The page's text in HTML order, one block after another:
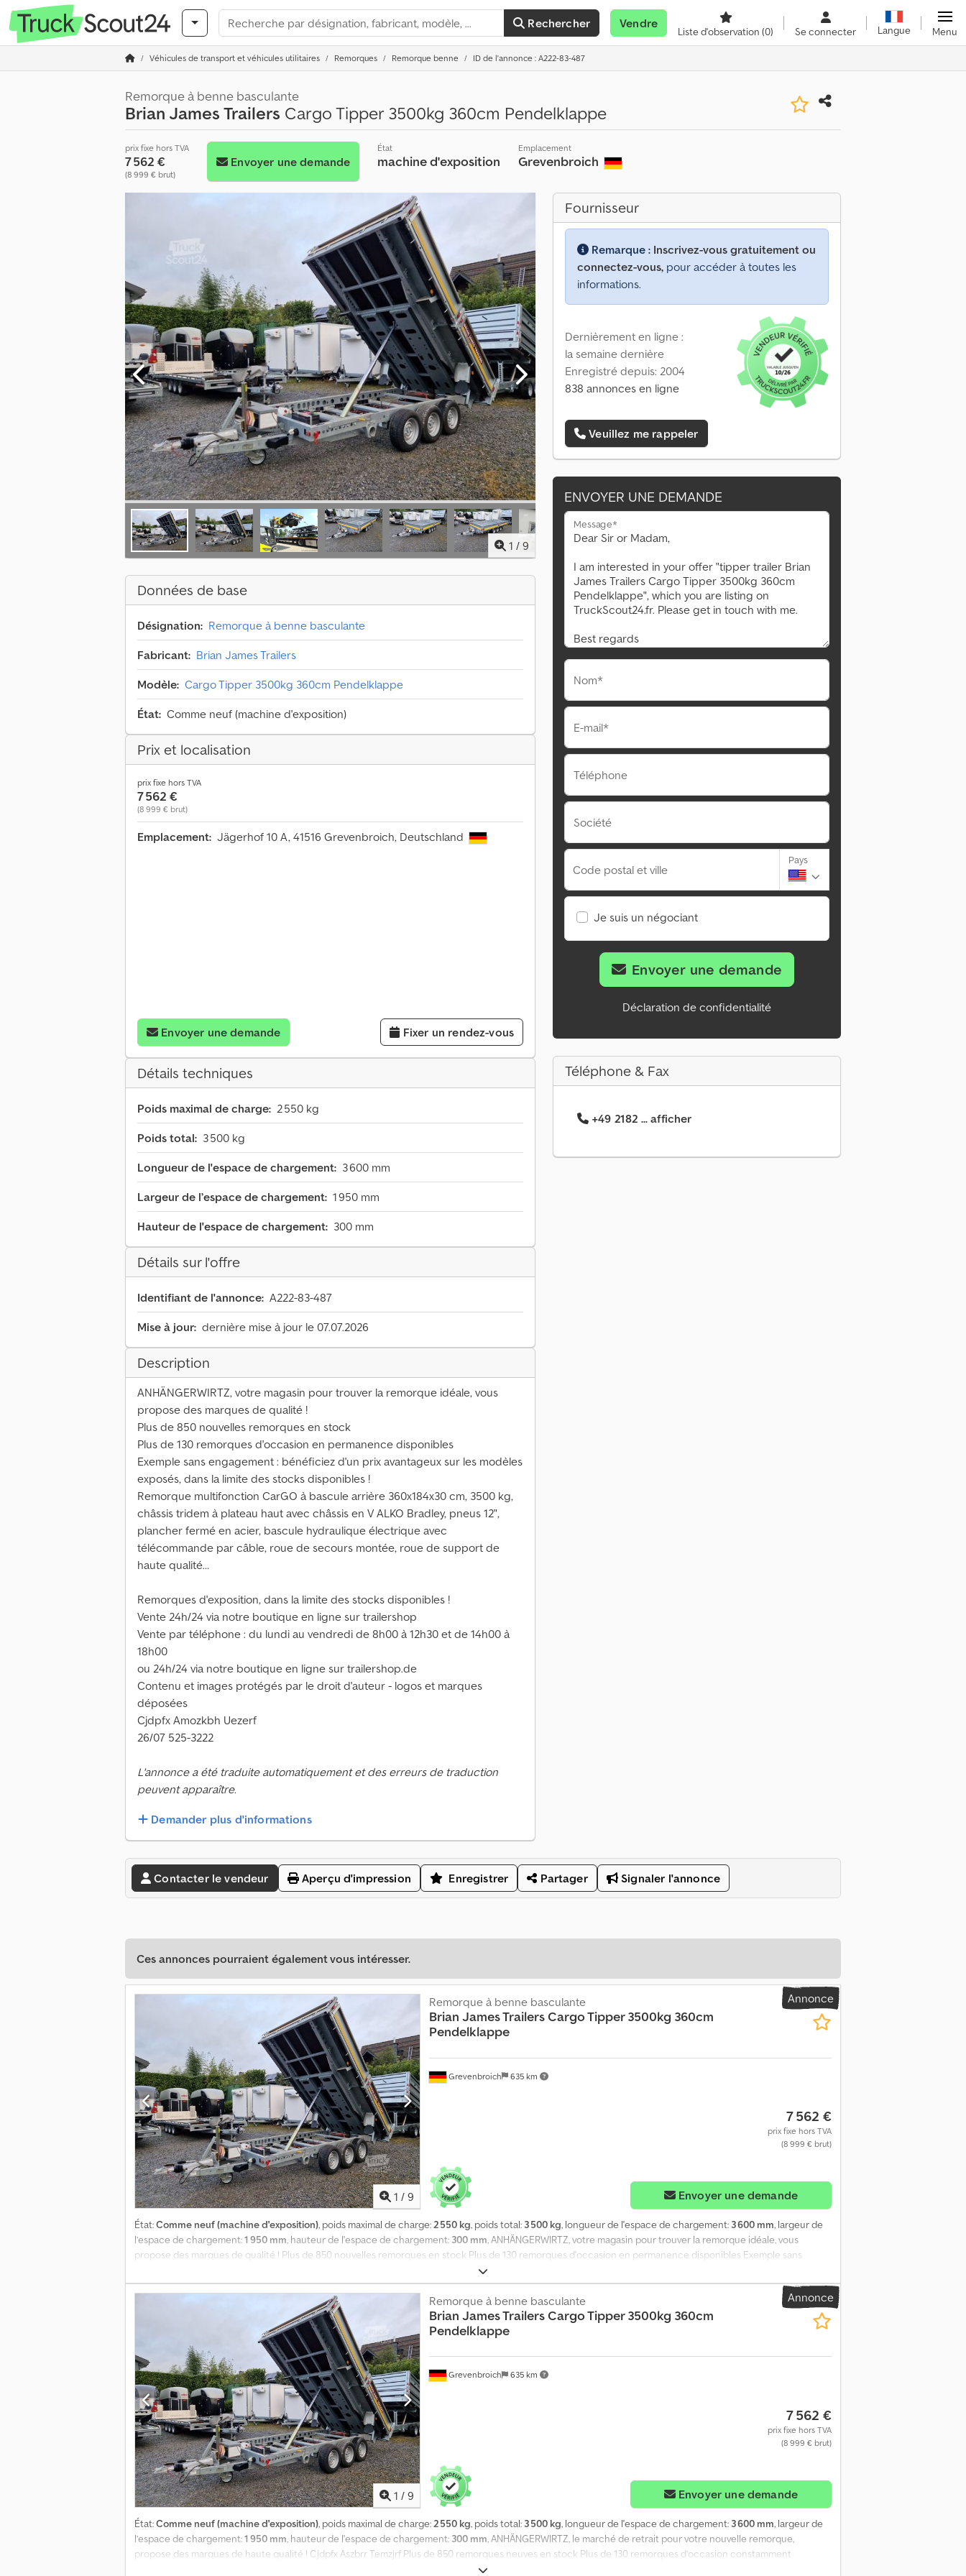
Rechercher Vendre
Liste d'observation (0) Se connecter Langue Menu
Véhicules de transport et véhicules utilitaires Remorques Remorque benne ID de l'annonce : A222-83-487
Remorque à benne basculante
Brian James Trailers Cargo Tipper 3500kg 360cm Pendelklappe
prix fixe hors TVA
7 562 €
(8 999 € brut)
Envoyer une demande
État
machine d'exposition
Emplacement
Grevenbroich
1 / 9
Données de base
Désignation: Remorque à benne basculante
Fabricant: Brian James Trailers
Modèle: Cargo Tipper 3500kg 360cm Pendelklappe
État: Comme neuf (machine d'exposition)
Prix et localisation
prix fixe hors TVA
7 562 €
(8 999 € brut)
Emplacement: Jägerhof 10 A, 41516 Grevenbroich, Deutschland
Envoyer une demande Fixer un rendez-vous
Détails techniques
Poids maximal de charge: 2 550 kg
Poids total: 3 500 kg
Longueur de l'espace de chargement: 3 600 mm
Largeur de l’espace de chargement: 1 950 mm
Hauteur de l'espace de chargement: 300 mm
Détails sur l'offre
Identifiant de l'annonce: A222-83-487
Mise à jour: dernière mise à jour le 07.07.2026
Description
ANHÄNGERWIRTZ, votre magasin pour trouver la remorque idéale, vous
propose des marques de qualité !
Plus de 850 nouvelles remorques en stock
Plus de 130 remorques d'occasion en permanence disponibles
Exemple sans engagement : bénéficiez d'un prix avantageux sur les modèles
exposés, dans la limite des stocks disponibles !
Remorque multifonction CarGO à bascule arrière 360x184x30 cm, 3500 kg,
châssis tridem à plateau haut avec châssis en V ALKO Bradley, pneus 12",
plancher fermé en acier, bascule hydraulique électrique avec
télécommande par câble, roue de secours montée, roue de support de
haute qualité…
Remorques d'exposition, dans la limite des stocks disponibles !
Vente 24h/24 via notre boutique en ligne sur trailershop
Vente par téléphone : du lundi au vendredi de 8h00 à 12h30 et de 14h00 à
18h00
ou 24h/24 via notre boutique en ligne sur trailershop.de
Contenu et images protégés par le droit d'auteur - logos et marques
déposées
Cjdpfx Amozkbh Uezerf
26/07 525-3222
L'annonce a été traduite automatiquement et des erreurs de traduction
peuvent apparaître.
Demander plus d'informations
Fournisseur
Remarque : Inscrivez-vous gratuitement ou
connectez-vous, pour accéder à toutes les
informations.
Dernièrement en ligne :
la semaine dernière
Enregistré depuis: 2004
838 annonces en ligne
Veuillez me rappeler
ENVOYER UNE DEMANDE
Message*
Nom*
E-mail*
Téléphone
Société
Code postal et ville
Pays
Je suis un négociant
Envoyer une demande
Déclaration de confidentialité
Téléphone & Fax
+49 2182 ... afficher
Contacter le vendeur Aperçu d'impression Enregistrer Partager Signaler l'annonce
Ces annonces pourraient également vous intéresser.
Annonce
1 / 9
Grevenbroich 635 km
Remorque à benne basculante
Brian James TrailersCargo Tipper 3500kg 360cm
Pendelklappe
7 562 €
prix fixe hors TVA
(8 999 € brut)
Envoyer une demande
État:Comme neuf (machine d'exposition), poids maximal de charge:2 550 kg, poids total: 3 500 kg, longueur de l'espace de chargement: 3 600 mm, largeur de
l’espace de chargement:1 950 mm, hauteur de l'espace de chargement: 300 mm, ANHÄNGERWIRTZ, votre magasin pour trouver la remorque idéale, vous
propose des marques de qualité ! Plus de 850 nouvelles remorques en stock Plus de 130 remorques d'occasion en permanence disponibles Exemple sans
engagement : bénéficiez d'un prix avantageux sur les modèles exposés, dans la limite des stocks disponibles ! Remorque multifonction CarGO à bascule arrière
360x184x30 cm, 3500 kg, châssis tridem à plateau haut avec châssis en V ALKO Bradley, pneus 12", plancher fermé en acier, bascule hydraulique électrique avec
télécommande par câble, roue de secours montée, roue de support de haute qualité… Cedpfx Amezm Thfszjrf Remorques d'exposition, dans la limite des stocks
disponibles ! Vente 24h/24 via notre boutique en ligne sur trailershop Vente par téléphone : du lundi au vendredi de 8h00 à 12h30 et de 14h00 à 18h00 ou 24h/24
via notre boutique en ligne sur trailershop.de Contenu et images protégés par le droit d'auteur - logos et marques déposées 26/07 525-3222
Annonce
1 / 9
Grevenbroich 635 km
Remorque à benne basculante
Brian James TrailersCargo Tipper 3500kg 360cm
Pendelklappe
7 562 €
prix fixe hors TVA
(8 999 € brut)
Envoyer une demande
État:Comme neuf (machine d'exposition), poids maximal de charge:2 550 kg, poids total: 3 500 kg, longueur de l'espace de chargement: 3 600 mm, largeur de
l’espace de chargement:1 950 mm, hauteur de l'espace de chargement: 300 mm, ANHÄNGERWIRTZ, le marché de retrait pour votre nouvelle remorque,
propose des marques de haute qualité ! Cjdpfx Aszbrr Temzjrf Plus de 850 remorques neuves en stock Plus de 130 remorques d’occasion constamment
disponibles à la vente Exemple sans engagement : de notre exposition, avantage de prix dans la limite des stocks disponibles ! Remorque multifonction CarGO